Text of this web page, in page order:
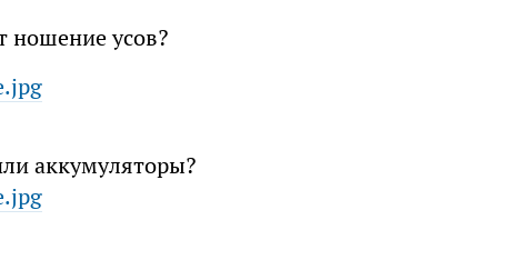
ношение усов?
аккумуляторы?